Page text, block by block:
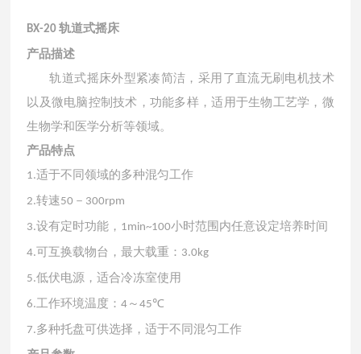
BX-20轨道式摇床
产品描述
轨道式摇床外型紧凑简洁，采用了直流无刷电机技术
以及微电脑控制技术，功能多样，适用于生物工艺学，微
生物学和医学分析等领域。
产品特点
1.适于不同领域的多种混匀工作
2.转速50 － 300rpm
3.设有定时功能， 1min~100小时范围内任意设定培养时间
4.可互换载物台，最大载重： 3.0kg
5.低伏电源，适合冷冻室使用
6.工作环境温度：4 ～45℃
7.多种托盘可供选择，适于不同混匀工作